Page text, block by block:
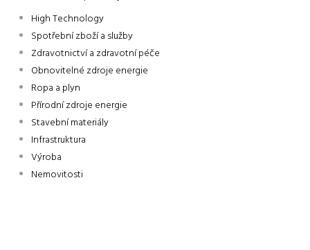
High Technology
Spotřební zboží a služby
Zdravotnictví a zdravotní péče
Obnovitelné zdroje energie
Ropa a plyn
Přírodní zdroje energie
Stavební materiály
Infrastruktura
Výroba
Nemovitosti